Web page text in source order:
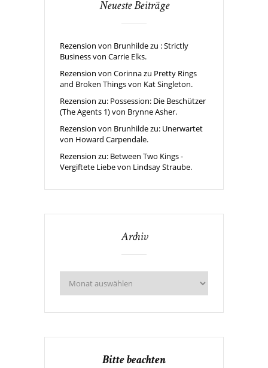
Neueste Beiträge
Rezension von Brunhilde zu : Strictly
Business von Carrie Elks.
Rezension von Corinna zu Pretty Rings
and Broken Things von Kat Singleton.
Rezension zu: Possession: Die Beschützer
(The Agents 1) von Brynne Asher.
Rezension von Brunhilde zu: Unerwartet
von Howard Carpendale.
Rezension zu: Between Two Kings -
Vergiftete Liebe von Lindsay Straube.
Archiv
Bitte beachten